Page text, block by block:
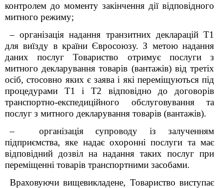
контролем до моменту закінчення дії відповідного
митного режиму;
– організація надання транзитних декларацій Т1
для виїзду в країни Євросоюзу. З метою надання
даних послуг Товариство отримує послуги з
митного декларування товарів (вантажів) від третіх
осіб, стосовно яких є заява і які переміщуються під
процедурами Т1 і Т2 відповідно до договорів
транспортно-експедиційного обслуговування та
послуг з митного декларування товарів (вантажів).
– організація супроводу із залученням
підприємства, яке надає охоронні послуги та має
відповідний дозвіл на надання таких послуг при
переміщенні товарів транспортними засобами.
Враховуючи вищевикладене, Товариство виступає